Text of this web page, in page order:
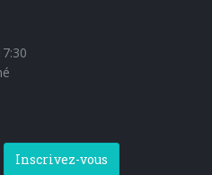
Inscrivez-vous